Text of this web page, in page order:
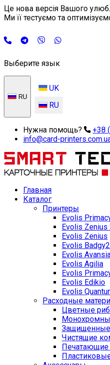
Це нова версія Вашого
Ми її тестуємо та
Выберите язык
RU
UK
RU
Нужна помощь? +38
info@card-
Главная
Каталог
Принтеры
Evolis
Evolis Zenius
Evolis Zenius
Evolis
Evolis
Evolis Agilia
Evolis
Evolis Edikio
Evolis
Расходные
Цветные
Чистящие
Печатающие